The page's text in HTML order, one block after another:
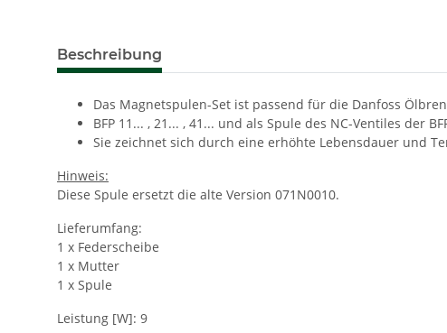
Beschreibung
Das Magnetspulen-Set ist passend für die Danfoss
BFP 11... , 21... , 41... und als Spule des NC-Ventiles der
Sie zeichnet sich durch eine erhöhte Lebensdauer und
Hinweis:
Diese Spule ersetzt die alte Version 071N0010.
Lieferumfang:
1 x Federscheibe
1 x Mutter
1 x Spule
Leistung [W]: 9